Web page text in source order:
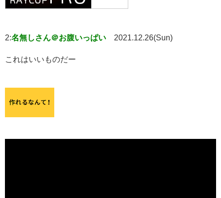
2:名無しさん＠お腹いっぱい 2021.12.26(Sun)
これはいいものだー